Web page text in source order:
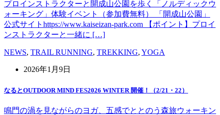
プロインストラクターと開成山公園を歩く「ノルディックウ
ォーキング」体験イベント（参加費無料） 「開成山公園」
公式サイトhttps://www.kaiseizan-park.com 【ポイント】プロイ
ンストラクターと一緒に […]
NEWS, TRAIL RUNNING, TREKKING, YOGA
2026年1月9日
なるとOUTDOOR MIND FES2026 WINTER 開催！（2/21・22）
鳴門の渦を見ながらのヨガ、五感でととのう森旅ウォーキン